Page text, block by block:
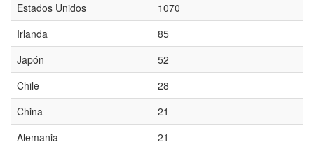
Estados Unidos
1070
Irlanda
85
Japón
52
Chile
28
China
21
Alemania
21